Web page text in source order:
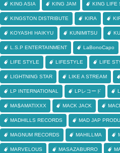
KING ASIA KING JAM KING LIFE
KINGSTON DISTRIBUTE KIRA
KOYASHI HAIKYU KUNIMITSU
L.S.P ENTERTAINMENT LaBonoCapo
LIFE STYLE LIFESTYLE LIFE
LIGHTNING STAR LIKE A STREAM
LP INTERNATIONAL LPレコード
MA$AMATIXXX MACK JACK
MADHILLS RECORDS MAD JAP
MAGNUM RECORDS MAHILLMA
MARVELOUS MASAZABURRO